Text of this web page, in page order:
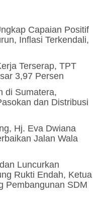
Capaian Positif
Inflasi Terkendali,
Terserap, TPT
3,97 Persen
di Sumatera,
dan Distribusi
Hj. Eva Dwiana
Jalan Wala
Luncurkan
Rukti Endah, Ketua
Pembangunan SDM